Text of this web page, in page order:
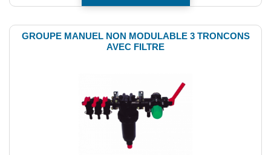
GROUPE MANUEL NON MODULABLE 3 TRONCONS
AVEC FILTRE